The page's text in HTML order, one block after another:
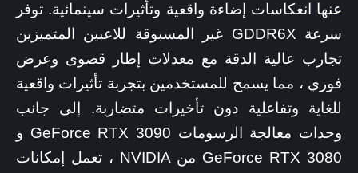
عنها انعكاسات إضاءة واقعية وتأثيرات سينمائية. توفر
سرعة GDDR6X غير المسبوقة للاعبين المتميزين
تجارب عالية الدقة مع معدلات إطار قصوى وعرض
فوري ، مما يسمح للمستخدمين بتجربة تأثيرات واقعية
للغاية وتفاعلية دون تأخيرات متضاربة. إلى جانب
وحدات معالجة الرسومات GeForce RTX 3090 و
GeForce RTX 3080 من NVIDIA ، تعمل إمكانات